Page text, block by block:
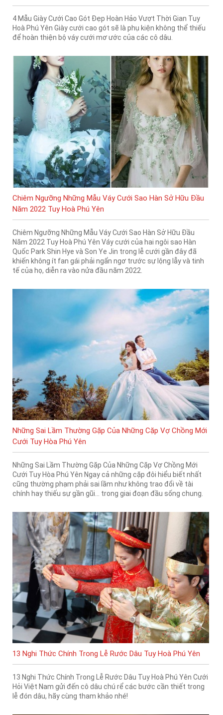
4 Mẫu Giày Cưới Cao Gót Đẹp Hoàn Hảo Vượt Thời Gian Tuy
Hoà Phú Yên Giày cưới cao gót sẽ là phụ kiện không thể thiếu
để hoàn thiện bộ váy cưới mơ ước của các cô dâu.
Chiêm Ngưỡng Những Mẫu Váy Cưới Sao Hàn Sở Hữu Đầu
Năm 2022 Tuy Hoà Phú Yên
Chiêm Ngưỡng Những Mẫu Váy Cưới Sao Hàn Sở Hữu Đầu
Năm 2022 Tuy Hoà Phú Yên Váy cưới của hai ngôi sao Hàn
Quốc Park Shin Hye và Son Ye Jin trong lễ cưới gần đây đã
khiến không ít fan gái phải ngẩn ngơ trước sự lộng lẫy và tinh
tế của họ, diễn ra vào nửa đầu năm 2022.
Những Sai Lầm Thường Gặp Của Những Cặp Vợ Chồng Mới
Cưới Tuy Hòa Phú Yên
Những Sai Lầm Thường Gặp Của Những Cặp Vợ Chồng Mới
Cưới Tuy Hòa Phú Yên Ngay cả những cặp đôi hiểu biết nhất
cũng thường phạm phải sai lầm như không trao đổi về tài
chính hay thiếu sự gần gũi… trong giai đoạn đầu sống chung.
13 Nghi Thức Chính Trong Lễ Rước Dâu Tuy Hoà Phú Yên
13 Nghi Thức Chính Trong Lễ Rước Dâu Tuy Hoà Phú Yên Cưới
Hỏi Việt Nam gửi đến cô dâu chú rể các bước cần thiết trong
lễ đón dâu, hãy cùng tham khảo nhé!